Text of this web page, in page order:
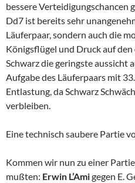
bessere Verteidigungschancen
Dd7 ist bereits sehr
Läuferpaar, sondern auch die
Königsflügel und Druck auf
Schwarz die geringste aussicht
Aufgabe des Läuferpaars mit
Entlastung, da Schwarz
verbleiben.
Eine technisch saubere Partie
Kommen wir nun zu einer
mußten: Erwin L’Amigegen E.